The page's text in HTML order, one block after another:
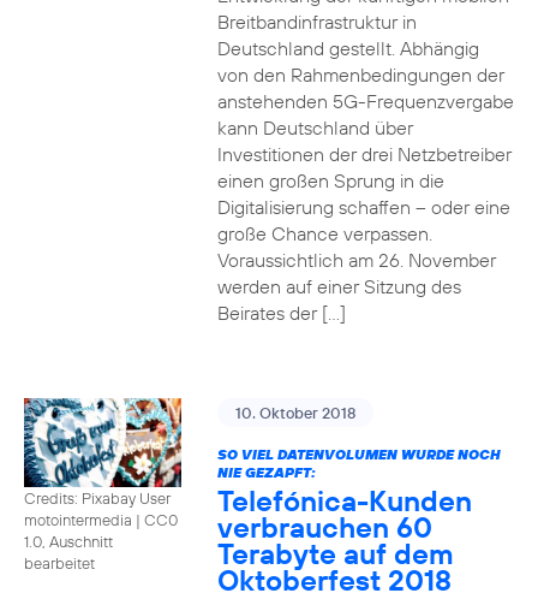
Breitbandinfrastruktur in
Deutschland gestellt. Abhängig
von den Rahmenbedingungen der
anstehenden 5G-Frequenzvergabe
kann Deutschland über
Investitionen der drei Netzbetreiber
einen großen Sprung in die
Digitalisierung schaffen – oder eine
große Chance verpassen.
Voraussichtlich am 26. November
werden auf einer Sitzung des
Beirates der […]
Credits: Pixabay User
motointermedia | CC0
1.0, Auschnitt
bearbeitet
10. Oktober 2018
SO VIEL DATENVOLUMEN WURDE NOCH
NIE GEZAPFT:
Telefónica-Kunden
verbrauchen 60
Terabyte auf dem
Oktoberfest 2018